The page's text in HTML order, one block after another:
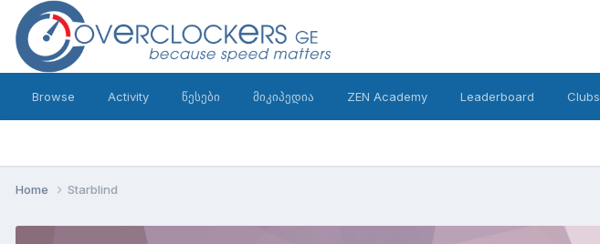
Browse Activity წესები მიკიპედია ZEN Academy Leaderboard Clubs
Home Starblind